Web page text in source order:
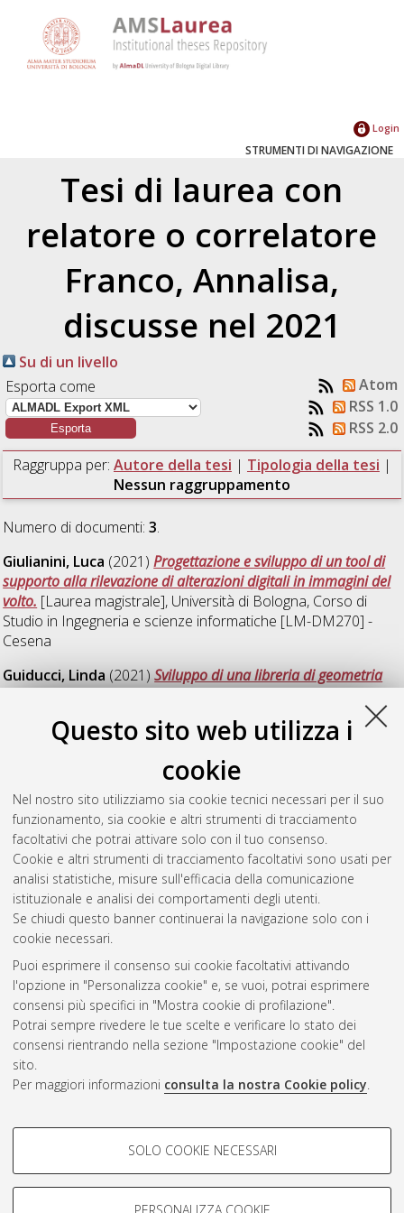
Questo sito web utilizza i
cookie
Nel nostro sito utilizziamo sia cookie tecnici necessari per il suo
funzionamento, sia cookie e altri strumenti di tracciamento
facoltativi che potrai attivare solo con il tuo consenso.
Cookie e altri strumenti di tracciamento facoltativi sono usati per
analisi statistiche, misure sull'efficacia della comunicazione
istituzionale e analisi dei comportamenti degli utenti.
Se chiudi questo banner continuerai la navigazione solo con i
cookie necessari.
Puoi esprimere il consenso sui cookie facoltativi attivando
l'opzione in "Personalizza cookie" e, se vuoi, potrai esprimere
consensi più specifici in "Mostra cookie di profilazione".
Potrai sempre rivedere le tue scelte e verificare lo stato dei
consensi rientrando nella sezione "Impostazione cookie" del
sito.
Per maggiori informazioni consulta la nostra Cookie policy.
COOKIE DI PROFILAZIONE -
Si tratta di cookie utilizzati per analizzare le caratteristiche della
navigazione degli utenti, creare profili in base al loro comportamento
SOLO COOKIE NECESSARI
Login
STRUMENTI DI NAVIGAZIONE
Tesi di laurea con
relatore o correlatore
Franco, Annalisa,
discusse nel 2021
Su di un livello
Esporta come
Atom
RSS 1.0
RSS 2.0
Raggruppa per: Autore della tesi | Tipologia della tesi |
Nessun raggruppamento
Numero di documenti:3.
Giulianini, Luca (2021)Progettazione e sviluppo di un tool di
supporto alla rilevazione di alterazioni digitali in immagini del
volto. [Laurea magistrale], Università di Bologna, Corso di
Studio in Ingegneria e scienze informatiche [LM-DM270] -
Cesena
Guiducci, Linda(2021)Sviluppo di una libreria di geometria
computazionale per comparare metodi di presa misura in
Università di Bologna, Corso di Studio inIngegneria e scienze
sistema "Elimina Code".[Laurea], Università di Bologna, Corso
di Studio inIngegneria e scienze informatiche [L-DM270] -
Cesena, Documento full-text non disponibile
Questa lista e' stata generata ilSun Aug 9 01:11:45 2026
CEST
Atom
Rss 1.0
Rss 2.0
AMS Laurea
Impostazioni Cookie
Informativa sulla privacy
Condizioni d’uso del sito